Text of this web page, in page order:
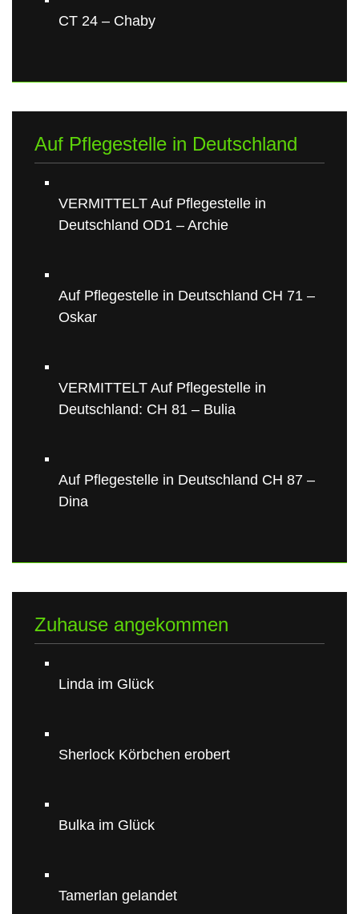
CT 24 – Chaby
Auf Pflegestelle in Deutschland
VERMITTELT Auf Pflegestelle in
Deutschland OD1 – Archie
Auf Pflegestelle in Deutschland CH 71 –
Oskar
VERMITTELT Auf Pflegestelle in
Deutschland: CH 81 – Bulia
Auf Pflegestelle in Deutschland CH 87 –
Dina
Zuhause angekommen
Linda im Glück
Sherlock Körbchen erobert
Bulka im Glück
Tamerlan gelandet